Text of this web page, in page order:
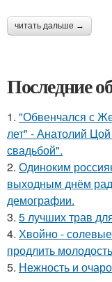
читать дальше →
Последние
1. "Обвенчался с
лет" - Анатолий
свадьбой".
2. Одиноким
выходным днём
демографии.
3. 5 лучших трав
4. Хвойно -
продлить
5. Нежность и